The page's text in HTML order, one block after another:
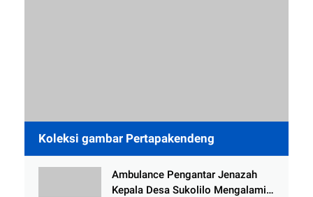
Koleksi gambar Pertapakendeng
Ambulance Pengantar Jenazah
Kepala Desa Sukolilo Mengalami